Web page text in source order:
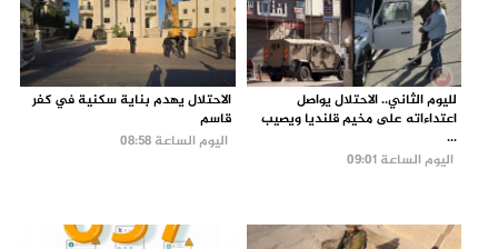
لليوم الثاني.. الاحتلال يواصل
اعتداءاته على مخيم قلنديا ويصيب
...
اليوم الساعة 09:01
الاحتلال يهدم بناية سكنية في كفر
قاسم
اليوم الساعة 08:58